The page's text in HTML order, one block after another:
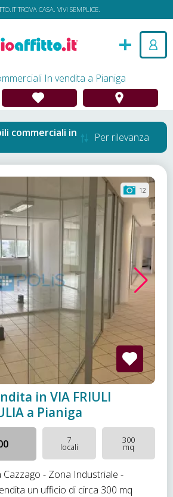
TROVA CASA. VIVI SEMPLICE.
In vendita a Pianiga
commerciali in Per rilevanza
12
in VIA FRIULI
a Pianiga
7
locali
300
mq
Cazzago - Zona Industriale -
un ufficio di circa 300 mq